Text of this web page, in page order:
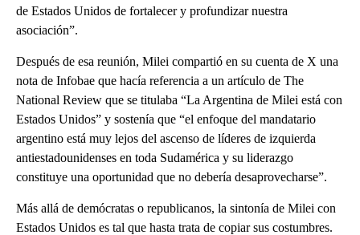
de Estados Unidos de fortalecer y profundizar nuestra
asociación”.
Después de esa reunión, Milei compartió en su cuenta de X una
nota de Infobae que hacía referencia a un artículo de The
National Review que se titulaba “La Argentina de Milei está con
Estados Unidos” y sostenía que “el enfoque del mandatario
argentino está muy lejos del ascenso de líderes de izquierda
antiestadounidenses en toda Sudamérica y su liderazgo
constituye una oportunidad que no debería desaprovecharse”.
Más allá de demócratas o republicanos, la sintonía de Milei con
Estados Unidos es tal que hasta trata de copiar sus costumbres.